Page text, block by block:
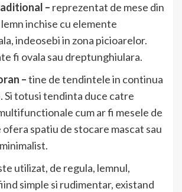
– reprezentat de mese din
inchise cu elemente
indeosebi in zona picioarelor.
fi ovala sau dreptunghiulara.
–tine de tendintele in continua
Si totusi tendinta duce catre
cum ar fi mesele de
ofera spatiu de stocare mascat sau
utilizat, de regula, lemnul,
simple si rudimentar, existand